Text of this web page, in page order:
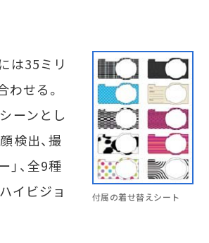
付属の着せ替えシート
は35ミリ
せる。
ーンとし
検出、撮
、全9種
イビジョ